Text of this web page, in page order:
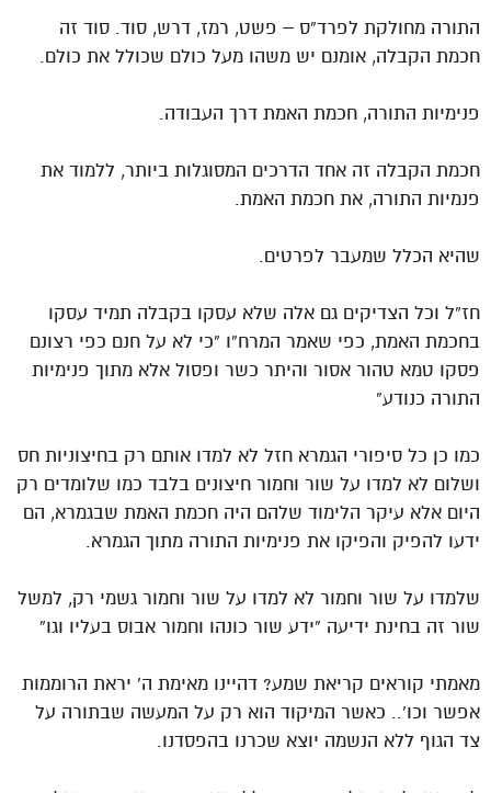
התורה מחולקת לפרד”ס – פשט, רמז, דרש, סוד. סוד זה
חכמת הקבלה, אומנם יש משהו מעל כולם שכולל את כולם.
פנימיות התורה, חכמת האמת דרך העבודה.
חכמת הקבלה זה אחד הדרכים המסוגלות ביותר, ללמוד את
פנמיות התורה, את חכמת האמת.
שהיא הכלל שמעבר לפרטים.
חז”ל וכל הצדיקים גם אלה שלא עסקו בקבלה תמיד עסקו
בחכמת האמת, כפי שאמר המרח”ו “כי לא על חנם כפי רצונם
פסקו טמא טהור אסור והיתר כשר ופסול אלא מתוך פנימיות
התורה כנודע”
כמו כן כל סיפורי הגמרא חזל לא למדו אותם רק בחיצוניות חס
ושלום לא למדו על שור וחמור חיצונים בלבד כמו שלומדים רק
היום אלא עיקר הלימוד שלהם היה חכמת האמת שבגמרא, הם
ידעו להפיק והפיקו את פנימיות התורה מתוך הגמרא.
שלמדו על שור וחמור לא למדו על שור וחמור גשמי רק, למשל
שור זה בחינת ידיעה “ידע שור כונהו וחמור אבוס בעליו וגו”
מאמתי קוראים קריאת שמע? דהיינו מאימת ה’ יראת הרוממות
אפשר וכו’.. כאשר המיקוד הוא רק על המעשה שבתורה על
צד הגוף ללא הנשמה יוצא שכרנו בהפסדנו.